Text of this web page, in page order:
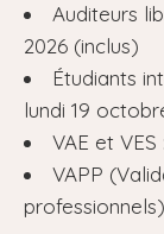
Auditeurs
2026 (inclus)
Étudiants
lundi 19
VAE et
VAPP